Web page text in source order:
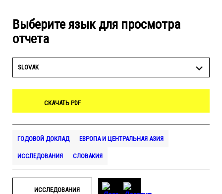
Выберите язык для просмотра
отчета
SLOVAK
СКАЧАТЬ PDF
ГОДОВОЙ ДОКЛАД ЕВРОПА И ЦЕНТРАЛЬНАЯ АЗИЯ
ИССЛЕДОВАНИЯ СЛОВАКИЯ
ИССЛЕДОВАНИЯ